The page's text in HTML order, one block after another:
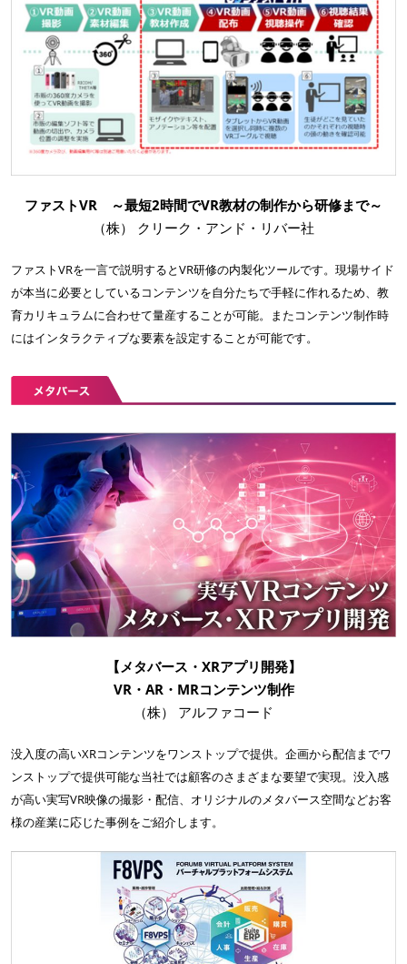
ファストVR ～最短2時間でVR教材の制作から研修まで～
（株） クリーク・アンド・リバー社
ファストVRを一言で説明するとVR研修の内製化ツールです。現場サイド
が本当に必要としているコンテンツを自分たちで手軽に作れるため、教
育カリキュラムに合わせて量産することが可能。またコンテンツ制作時
にはインタラクティブな要素を設定することが可能です。
【メタバース・XRアプリ開発】
VR・AR・MRコンテンツ制作
（株） アルファコード
没入度の高いXRコンテンツをワンストップで提供。企画から配信までワ
ンストップで提供可能な当社では顧客のさまざまな要望で実現。没入感
が高い実写VR映像の撮影・配信、オリジナルのメタバース空間などお客
様の産業に応じた事例をご紹介します。